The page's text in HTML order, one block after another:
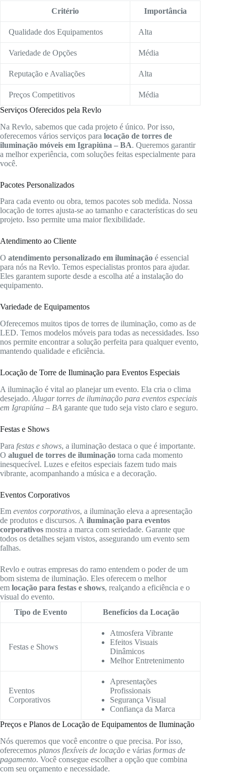
Critério Importância
Qualidade dos Equipamentos Alta
Variedade de Opções Média
Reputação e Avaliações Alta
Preços Competitivos
Média
Serviços Oferecidos pela Revlo
Na Revlo, sabemos que cada projeto é único. Por isso,
oferecemos vários serviços para locação de torres de
iluminação móveis em Igrapiúna – BA. Queremos garantir
a melhor experiência, com soluções feitas especialmente para
você.
Pacotes Personalizados
Para cada evento ou obra, temos pacotes sob medida. Nossa
locação de torres ajusta-se ao tamanho e características do seu
projeto. Isso permite uma maior flexibilidade.
Atendimento ao Cliente
O atendimento personalizado em iluminação é essencial
para nós na Revlo. Temos especialistas prontos para ajudar.
Eles garantem suporte desde a escolha até a instalação do
equipamento.
Variedade de Equipamentos
Oferecemos muitos tipos de torres de iluminação, como as de
LED. Temos modelos móveis para todas as necessidades. Isso
nos permite encontrar a solução perfeita para qualquer evento,
mantendo qualidade e eficiência.
Locação de Torre de Iluminação para Eventos Especiais
A iluminação é vital ao planejar um evento. Ela cria o clima
desejado. Alugar torres de iluminação para eventos especiais
em Igrapiúna – BA garante que tudo seja visto claro e seguro.
Festas e Shows
Para festas e shows, a iluminação destaca o que é importante.
O aluguel de torres de iluminação torna cada momento
inesquecível. Luzes e efeitos especiais fazem tudo mais
vibrante, acompanhando a música e a decoração.
Eventos Corporativos
Em eventos corporativos, a iluminação eleva a apresentação
de produtos e discursos. A iluminação para eventos
corporativos mostra a marca com seriedade. Garante que
todos os detalhes sejam vistos, assegurando um evento sem
falhas.
Revlo e outras empresas do ramo entendem o poder de um
bom sistema de iluminação. Eles oferecem o melhor
em locação para festas e shows, realçando a eficiência e o
visual do evento.
Tipo de Evento
Benefícios da Locação
Festas e Shows
Atmosfera Vibrante
Efeitos Visuais
Dinâmicos
Melhor Entretenimento
Eventos
Corporativos
Apresentações
Profissionais
Segurança Visual
Confiança da Marca
Preços e Planos de Locação de Equipamentos de Iluminação
Nós queremos que você encontre o que precisa. Por isso,
oferecemos planos flexíveis de locação e várias formas de
pagamento. Você consegue escolher a opção que combina
com seu orçamento e necessidade.